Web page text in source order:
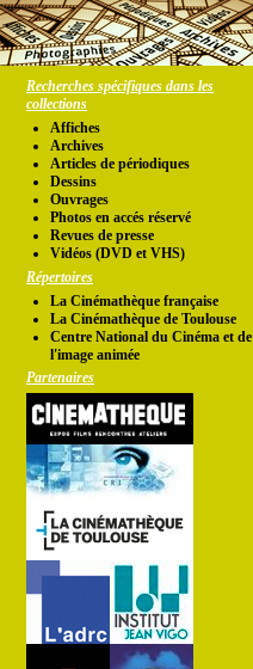
Recherches spécifiques dans les
collections
Affiches
Archives
Articles de périodiques
Dessins
Ouvrages
Photos en accés réservé
Revues de presse
Vidéos (DVD et VHS)
Répertoires
La Cinémathèque française
La Cinémathèque de Toulouse
Centre National du Cinéma et de
l'image animée
Partenaires